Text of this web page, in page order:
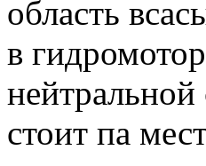
область
в
стоит па